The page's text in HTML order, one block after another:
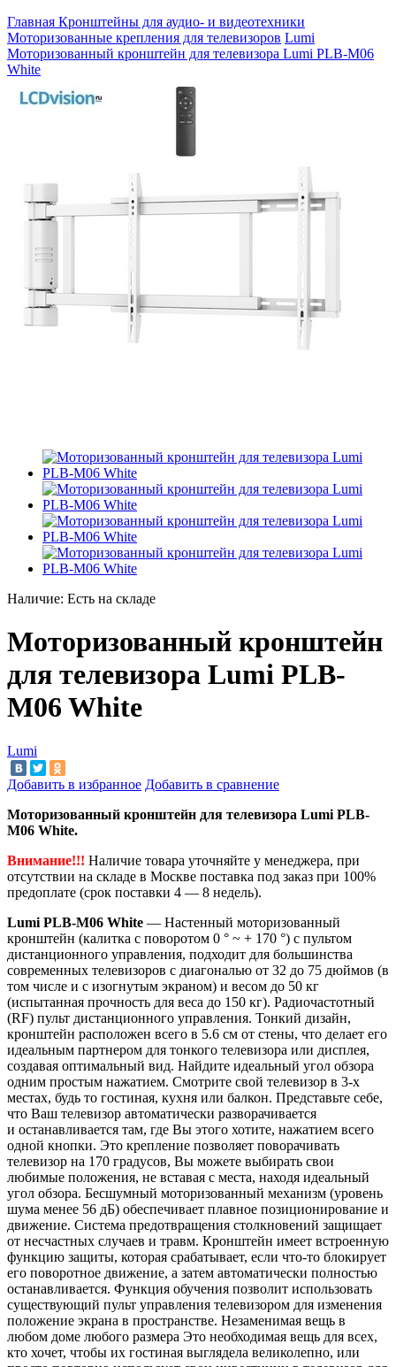
Главная Кронштейны для аудио- и видеотехники
Моторизованные крепления для телевизоров Lumi
Моторизованный кронштейн для телевизора Lumi PLB-M06
White
Наличие: Есть на складе
Моторизованный кронштейн
для телевизора Lumi PLB-
M06 White
Lumi
Добавить в избранное Добавить в сравнение
Моторизованный кронштейн для телевизора Lumi PLB-
M06 White.
Внимание!!! Наличие товара уточняйте у менеджера, при
отсутствии на складе в Москве поставка под заказ при 100%
предоплате (срок поставки 4 — 8 недель).
Lumi PLB-M06 White — Настенный моторизованный
кронштейн (калитка с поворотом 0 ° ~ + 170 °) с пультом
дистанционного управления, подходит для большинства
современных телевизоров с диагональю от 32 до 75 дюймов (в
том числе и с изогнутым экраном) и весом до 50 кг
(испытанная прочность для веса до 150 кг). Радиочастотный
(RF) пульт дистанционного управления. Тонкий дизайн,
кронштейн расположен всего в 5.6 см от стены, что делает его
идеальным партнером для тонкого телевизора или дисплея,
создавая оптимальный вид. Найдите идеальный угол обзора
одним простым нажатием. Смотрите свой телевизор в 3-х
местах, будь то гостиная, кухня или балкон. Представьте себе,
что Ваш телевизор автоматически разворачивается
и останавливается там, где Вы этого хотите, нажатием всего
одной кнопки. Это крепление позволяет поворачивать
телевизор на 170 градусов, Вы можете выбирать свои
любимые положения, не вставая с места, находя идеальный
угол обзора. Бесшумный моторизованный механизм (уровень
шума менее 56 дБ) обеспечивает плавное позиционирование и
движение. Система предотвращения столкновений защищает
от несчастных случаев и травм. Кронштейн имеет встроенную
функцию защиты, которая срабатывает, если что-то блокирует
его поворотное движение, а затем автоматически полностью
останавливается. Функция обучения позволит использовать
существующий пульт управления телевизором для изменения
положение экрана в пространстве. Незаменимая вещь в
любом доме любого размера Это необходимая вещь для всех,
кто хочет, чтобы их гостиная выглядела великолепно, или